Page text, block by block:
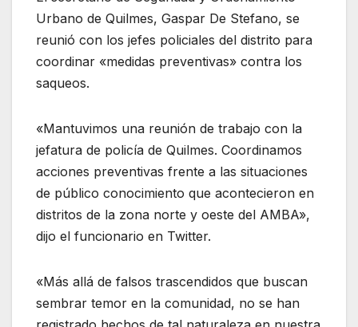
Urbano de Quilmes, Gaspar De Stefano, se
reunió con los jefes policiales del distrito para
coordinar «medidas preventivas» contra los
saqueos.
«Mantuvimos una reunión de trabajo con la
jefatura de policía de Quilmes. Coordinamos
acciones preventivas frente a las situaciones
de público conocimiento que acontecieron en
distritos de la zona norte y oeste del AMBA»,
dijo el funcionario en Twitter.
«Más allá de falsos trascendidos que buscan
sembrar temor en la comunidad, no se han